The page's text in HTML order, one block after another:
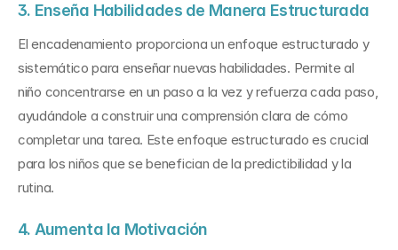
3. Enseña Habilidades de Manera Estructurada
El encadenamiento proporciona un enfoque estructurado y
sistemático para enseñar nuevas habilidades. Permite al
niño concentrarse en un paso a la vez y refuerza cada paso,
ayudándole a construir una comprensión clara de cómo
completar una tarea. Este enfoque estructurado es crucial
para los niños que se benefician de la predictibilidad y la
rutina.
4. Aumenta la Motivación